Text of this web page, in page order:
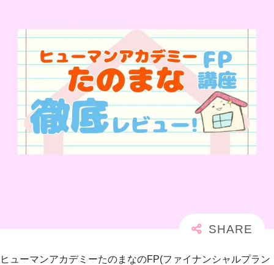
ヒューマンアカデミーたのまなのFP(ファイナンシャルプラン